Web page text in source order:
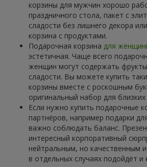
корзины для мужчин хорошо
праздничного стола, пакет с
сладости без лишнего декора
корзина с продуктами.
Подарочная корзина для
эстетичная. Чаще всего
женщин могут содержать
сладости. Вы можете купить
корзины вместе с роскошным
оригинальный набор для
Если нужно купить подарочные
партнёров, например подарки
важно соблюдать баланс.
интересный корпоративный
нейтральным, но качественным
в отдельных случаях подойдёт и